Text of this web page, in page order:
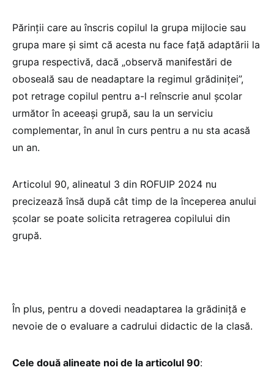
Părinții care au înscris copilul la grupa mijlocie sau
grupa mare și simt că acesta nu face față adaptării la
grupa respectivă, dacă „observă manifestări de
oboseală sau de neadaptare la regimul grădiniței”,
pot retrage copilul pentru a-l reînscrie anul școlar
următor în aceeași grupă, sau la un serviciu
complementar, în anul în curs pentru a nu sta acasă
un an.
Articolul 90, alineatul 3 din ROFUIP 2024 nu
precizează însă după cât timp de la începerea anului
școlar se poate solicita retragerea copilului din
grupă.
În plus, pentru a dovedi neadaptarea la grădiniță e
nevoie de o evaluare a cadrului didactic de la clasă.
Cele două alineate noi de la articolul 90: